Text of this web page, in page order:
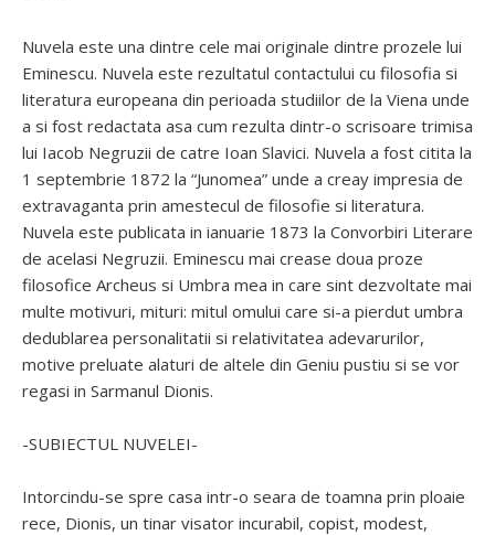
Nuvela este una dintre cele mai originale dintre prozele lui
Eminescu. Nuvela este rezultatul contactului cu filosofia si
literatura europeana din perioada studiilor de la Viena unde
a si fost redactata asa cum rezulta dintr-o scrisoare trimisa
lui Iacob Negruzii de catre Ioan Slavici. Nuvela a fost citita la
1 septembrie 1872 la “Junomea” unde a creay impresia de
extravaganta prin amestecul de filosofie si literatura.
Nuvela este publicata in ianuarie 1873 la Convorbiri Literare
de acelasi Negruzii. Eminescu mai crease doua proze
filosofice Archeus si Umbra mea in care sint dezvoltate mai
multe motivuri, mituri: mitul omului care si-a pierdut umbra
dedublarea personalitatii si relativitatea adevarurilor,
motive preluate alaturi de altele din Geniu pustiu si se vor
regasi in Sarmanul Dionis.
-SUBIECTUL NUVELEI-
Intorcindu-se spre casa intr-o seara de toamna prin ploaie
rece, Dionis, un tinar visator incurabil, copist, modest,